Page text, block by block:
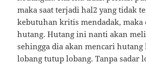
maka saat terjadi hal2 yang tidak
kebutuhan kritis mendadak, maka
hutang. Hutang ini nanti akan
sehingga dia akan mencari
lobang tutup lobang. Tanpa sadar